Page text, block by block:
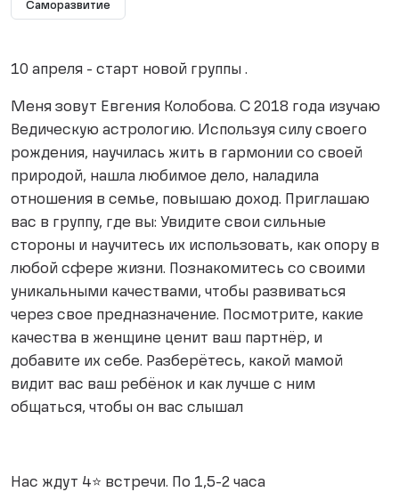
Саморазвитие
10 апреля - старт новой группы .
Меня зовут Евгения Колобова. С 2018 года изучаю
Ведическую астрологию. Используя силу своего
рождения, научилась жить в гармонии со своей
природой, нашла любимое дело, наладила
отношения в семье, повышаю доход. Приглашаю
вас в группу, где вы: Увидите свои сильные
стороны и научитесь их использовать, как опору в
любой сфере жизни. Познакомитесь со своими
уникальными качествами, чтобы развиваться
через свое предназначение. Посмотрите, какие
качества в женщине ценит ваш партнёр, и
добавите их себе. Разберётесь, какой мамой
видит вас ваш ребёнок и как лучше с ним
общаться, чтобы он вас слышал
Нас ждут 4⭐ встречи. По 1,5-2 часа